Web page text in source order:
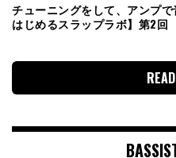
チューニングをして、アンプ
はじめるスラップラボ】第2回